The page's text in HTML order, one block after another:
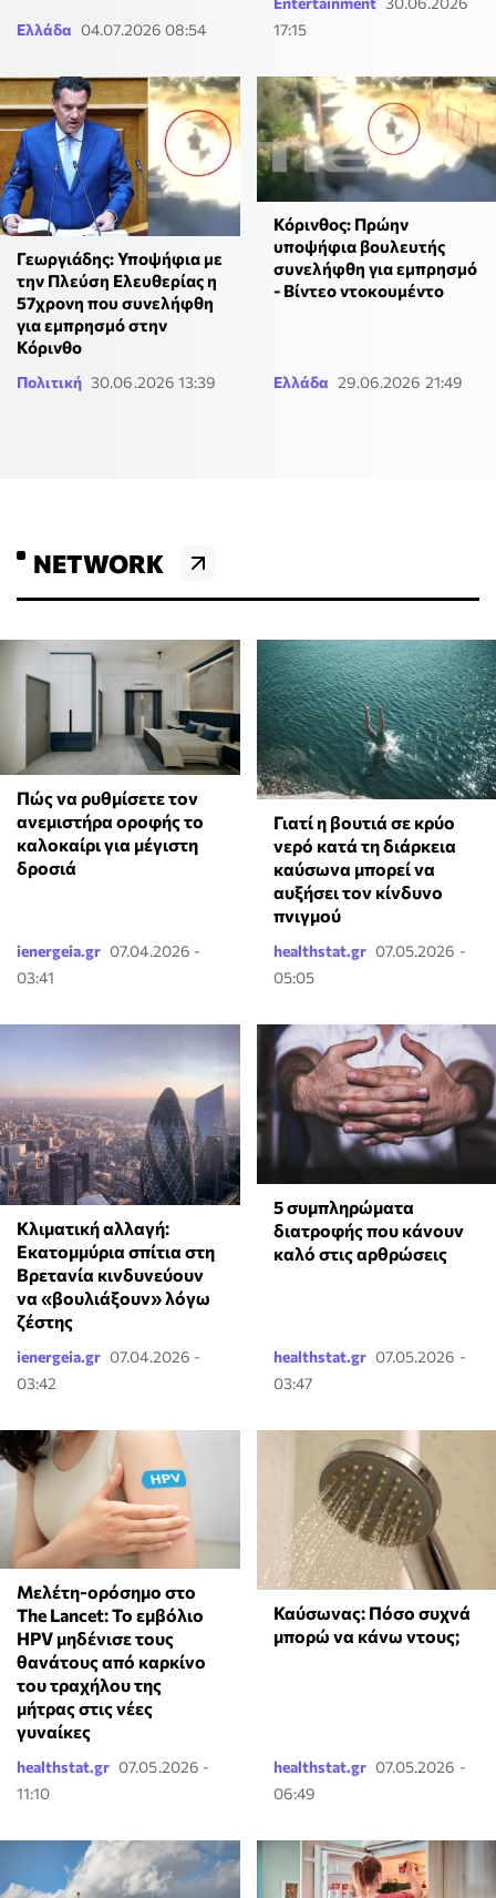
Ελλάδα 04.07.2026 08:54
17:15
Γεωργιάδης: Υποψήφια με
την Πλεύση Ελευθερίας η
57χρονη που συνελήφθη
για εμπρησμό στην
Κόρινθο
Πολιτική 30.06.2026 13:39
Κόρινθος: Πρώην
υποψήφια βουλευτής
συνελήφθη για εμπρησμό
- Βίντεο ντοκουμέντο
Ελλάδα 29.06.2026 21:49
NETWORK
Πώς να ρυθμίσετε τον
ανεμιστήρα οροφής το
καλοκαίρι για μέγιστη
δροσιά
ienergeia.gr 07.04.2026 -
03:41
Γιατί η βουτιά σε κρύο
νερό κατά τη διάρκεια
καύσωνα μπορεί να
αυξήσει τον κίνδυνο
πνιγμού
healthstat.gr 07.05.2026 -
05:05
Κλιματική αλλαγή:
Εκατομμύρια σπίτια στη
Βρετανία κινδυνεύουν
να «βουλιάξουν» λόγω
ζέστης
ienergeia.gr 07.04.2026 -
03:42
5 συμπληρώματα
διατροφής που κάνουν
καλό στις αρθρώσεις
healthstat.gr 07.05.2026 -
03:47
Μελέτη-ορόσημο στο
The Lancet: Το εμβόλιο
HPV μηδένισε τους
θανάτους από καρκίνο
του τραχήλου της
μήτρας στις νέες
γυναίκες
healthstat.gr 07.05.2026 -
11:10
Καύσωνας: Πόσο συχνά
μπορώ να κάνω ντους;
healthstat.gr 07.05.2026 -
06:49